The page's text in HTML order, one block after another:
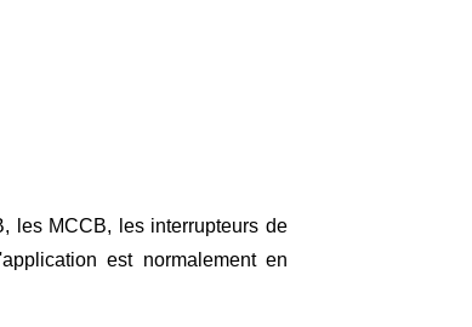
les MCCB, les interrupteurs de
est normalement en